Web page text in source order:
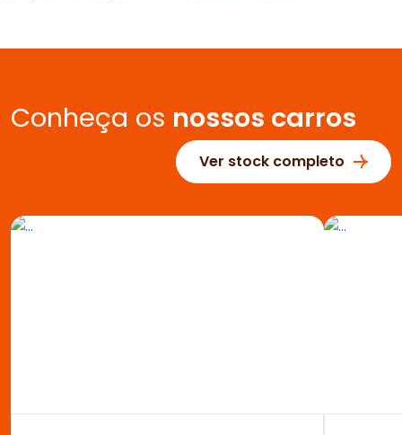
Conheça os nossos carros
Ver stock completo